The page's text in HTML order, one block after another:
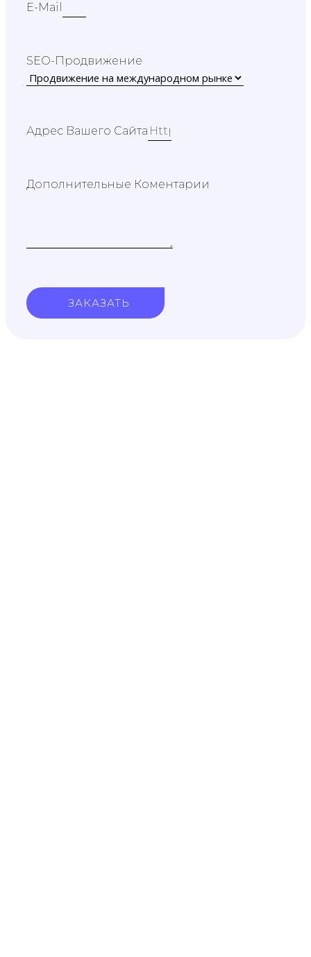
E-Mail
SEO-Продвижение
Адрес Вашего Сайта
Дополнительные Коментарии
ЗАКАЗАТЬ